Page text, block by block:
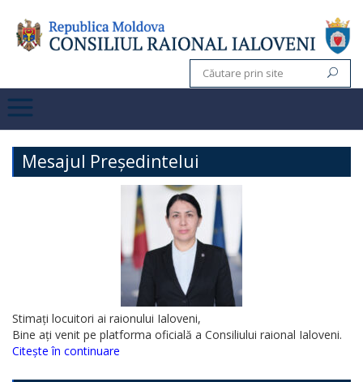
Mesajul Președintelui
Stimați locuitori ai raionului Ialoveni,
Bine ați venit pe platforma oficială a Consiliului raional Ialoveni.
Citește în continuare